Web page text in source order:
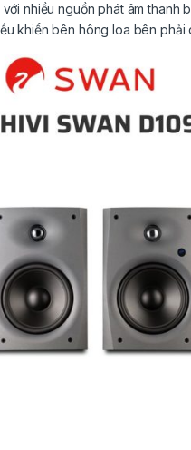
nhiều nguồn phát âm thanh
khiển bên hông loa bên phải